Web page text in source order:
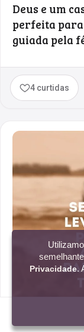
Deus e um
perfeita
guiada pela
4 curtidas
Privacidade.